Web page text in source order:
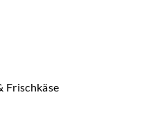
Frischkäse